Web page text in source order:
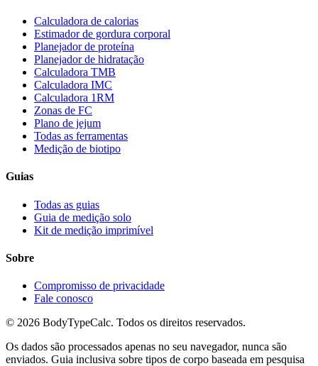
Calculadora de calorias
Estimador de gordura corporal
Planejador de proteína
Planejador de hidratação
Calculadora TMB
Calculadora IMC
Calculadora 1RM
Zonas de FC
Plano de jejum
Todas as ferramentas
Medição de biotipo
Guias
Todas as guias
Guia de medição solo
Kit de medição imprimível
Sobre
Compromisso de privacidade
Fale conosco
© 2026 BodyTypeCalc. Todos os direitos reservados.
Os dados são processados apenas no seu navegador, nunca são
enviados. Guia inclusiva sobre tipos de corpo baseada em pesquisa